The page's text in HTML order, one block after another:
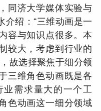
同济大学媒体实验与
介绍：“三维动画是一
容与知识点很多。本
较大，考虑到行业的
故选择聚焦于细分领
三维角色动画既是各
需求量大的一个工
色动画这一细分领域